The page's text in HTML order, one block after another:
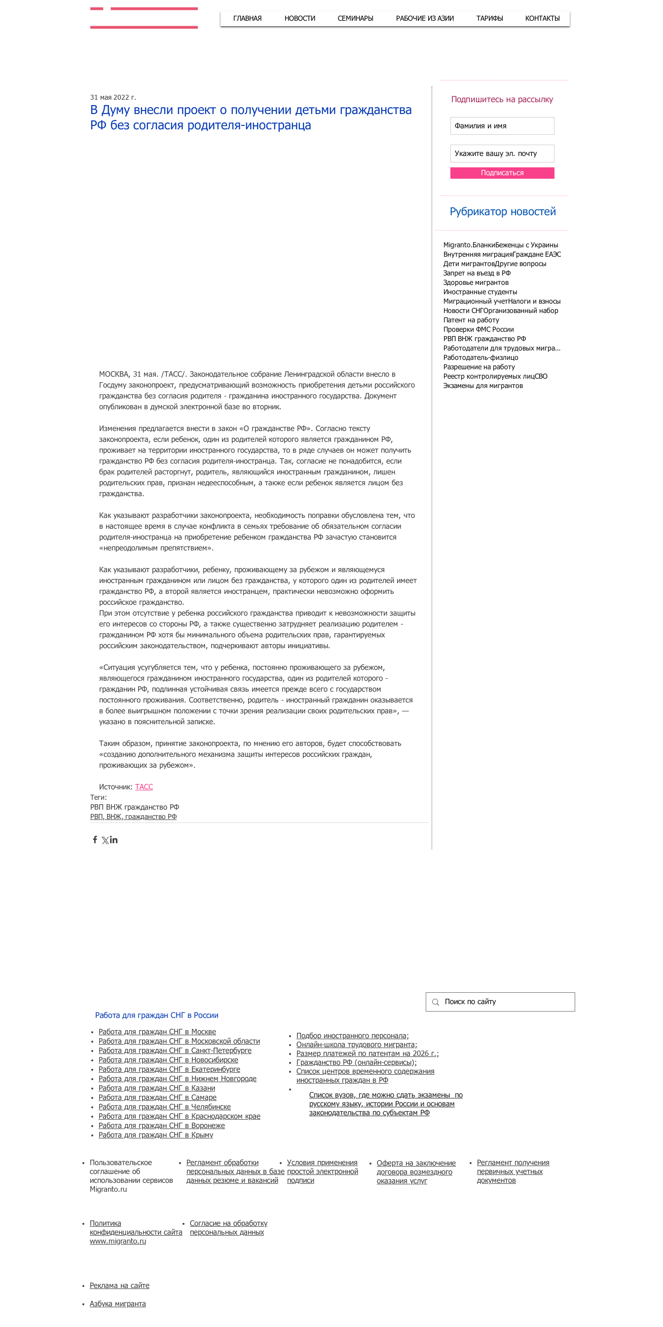
ГЛАВНАЯ НОВОСТИ СЕМИНАРЫ РАБОЧИЕ ИЗ АЗИИ ТАРИФЫ КОНТАКТЫ
В Думу внесли проект о получении детьми гражданства
РФ без согласия родителя-иностранца
31 мая 2022 г.
МОСКВА, 31 мая. /ТАСС/. Законодательное собрание Ленинградской области внесло в
Госдуму законопроект, предусматривающий возможность приобретения детьми российского
гражданства без согласия родителя - гражданина иностранного государства. Документ
опубликован в думской электронной базе во вторник.
Изменения предлагается внести в закон «О гражданстве РФ». Согласно тексту
законопроекта, если ребенок, один из родителей которого является гражданином РФ,
проживает на территории иностранного государства, то в ряде случаев он может получить
гражданство РФ без согласия родителя-иностранца. Так, согласие не понадобится, если
брак родителей расторгнут, родитель, являющийся иностранным гражданином, лишен
родительских прав, признан недееспособным, а также если ребенок является лицом без
гражданства.
Как указывают разработчики законопроекта, необходимость поправки обусловлена тем, что
в настоящее время в случае конфликта в семьях требование об обязательном согласии
родителя-иностранца на приобретение ребенком гражданства РФ зачастую становится
«непреодолимым препятствием».
Как указывают разработчики, ребенку, проживающему за рубежом и являющемуся
иностранным гражданином или лицом без гражданства, у которого один из родителей имеет
гражданство РФ, а второй является иностранцем, практически невозможно оформить
российское гражданство.
При этом отсутствие у ребенка российского гражданства приводит к невозможности защиты
его интересов со стороны РФ, а также существенно затрудняет реализацию родителем -
гражданином РФ хотя бы минимального объема родительских прав, гарантируемых
российским законодательством, подчеркивают авторы инициативы.
«Ситуация усугубляется тем, что у ребенка, постоянно проживающего за рубежом,
являющегося гражданином иностранного государства, один из родителей которого -
гражданин РФ, подлинная устойчивая связь имеется прежде всего с государством
постоянного проживания. Соответственно, родитель - иностранный гражданин оказывается
в более выигрышном положении с точки зрения реализации своих родительских прав», —
указано в пояснительной записке.
Таким образом, принятие законопроекта, по мнению его авторов, будет способствовать
«созданию дополнительного механизма защиты интересов российских граждан,
проживающих за рубежом».
Источник: ТАСС
Теги:
РВП ВНЖ гражданство РФ
РВП, ВНЖ, гражданство РФ
Подпишитесь на рассылку
Подписаться
Рубрикатор новостей
Migranto.Бланки Беженцы с Украины
Внутренняя миграция Граждане ЕАЭС
Дети мигрантовДругие вопросы
Запрет на въезд в РФ
Здоровье мигрантов
Иностранные студенты
Миграционный учетНалоги и взносы
Новости СНГ Организованный набор
Патент на работу
Проверки ФМС России
РВП ВНЖ гражданство РФ
Работодатели для трудовых мигрантов
Работодатель-физлицо
Разрешение на работу
Реестр контролируемых лицСВО
Экзамены для мигрантов
Работа для граждан СНГ в России
Работа для граждан СНГ в Москве
Работа для граждан СНГ в Московской области
Работа для граждан СНГ в Санкт-Петербурге
Работа для граждан СНГ в Новосибирске
Работа для граждан СНГ в Екатеринбурге
Работа для граждан СНГ в Нижнем Новгороде
Работа для граждан СНГ в Казани
Работа для граждан СНГ в Самаре
Работа для граждан СНГ в Челябинске
Работа для граждан СНГ в Краснодарском крае
Работа для граждан СНГ в Воронеже
Работа для граждан СНГ в Крыму
Пользовательское
соглашение об
использовании сервисов
Migranto.ru
Регламент обработки
персональных данных в базе
данных резюме и вакансий
Политика
конфиденциальности сайта
www.migranto.ru
Согласие на обработку
персональных данных
Реклама на сайте
Азбука мигранта
Список вузов, где можно сдать экзамены по
русскому языку, истории России и основам
законодательства по субъектам РФ
Подбор иностранного персонала;
Онлайн-школа трудового мигранта;
Размер платежей по патентам на 2026 г.;
Гражданство РФ (онлайн-сервисы);
Список центров временного содержания
иностранных граждан в РФ
Условия применения
простой электронной
подписи
​Оферта на заключение
договора возмездного
оказания услуг
Регламент получения
первичных учетных
документов